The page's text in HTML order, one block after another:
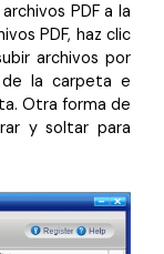
PDF a la
PDF, haz clic
archivos por
la carpeta e
Otra forma de
y soltar para